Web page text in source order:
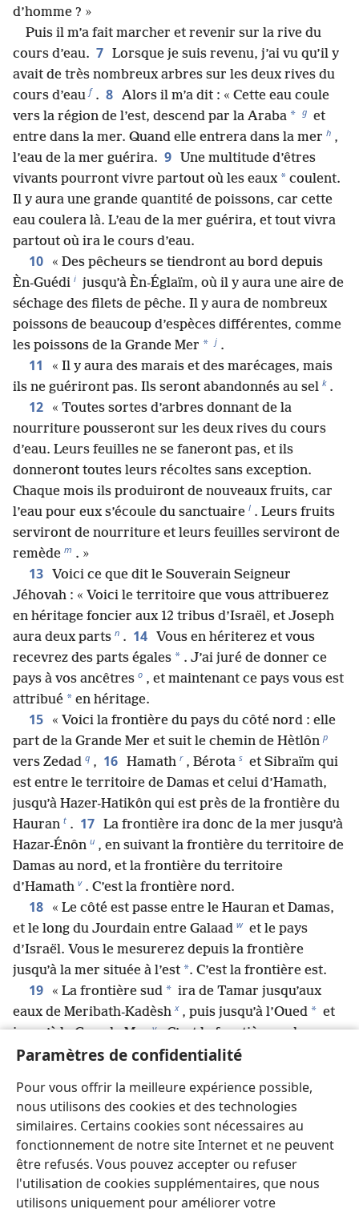
Paramètres de confidentialité
Pour vous offrir la meilleure expérience possible,
nous utilisons des cookies et des technologies
similaires. Certains cookies sont nécessaires au
fonctionnement de notre site Internet et ne peuvent
être refusés. Vous pouvez accepter ou refuser
l'utilisation de cookies supplémentaires, que nous
utilisons uniquement pour améliorer votre
d’homme ? »
Puis il m’a fait marcher et revenir sur la rive du
cours d’eau. 7 Lorsque je suis revenu, j’ai vu qu’il y
avait de très nombreux arbres sur les deux rives du
cours d’eau f . 8 Alors il m’a dit : « Cette eau coule
vers la région de l’est, descend par la Araba * g et
entre dans la mer. Quand elle entrera dans la mer h ,
l’eau de la mer guérira. 9 Une multitude d’êtres
vivants pourront vivre partout où les eaux * coulent.
Il y aura une grande quantité de poissons, car cette
eau coulera là. L’eau de la mer guérira, et tout vivra
partout où ira le cours d’eau.
10
« Des pêcheurs se tiendront au bord depuis
Èn-Guédi i jusqu’à Èn-Églaïm, où il y aura une aire de
séchage des filets de pêche. Il y aura de nombreux
poissons de beaucoup d’espèces différentes, comme
les poissons de la Grande Mer * j .
11
« Il y aura des marais et des marécages, mais
ils ne guériront pas. Ils seront abandonnés au sel k .
12
« Toutes sortes d’arbres donnant de la
nourriture pousseront sur les deux rives du cours
d’eau. Leurs feuilles ne se faneront pas, et ils
donneront toutes leurs récoltes sans exception.
Chaque mois ils produiront de nouveaux fruits, car
l’eau pour eux s’écoule du sanctuaire l . Leurs fruits
serviront de nourriture et leurs feuilles serviront de
remède m . »
13 Voici ce que dit le Souverain Seigneur
Jéhovah : « Voici le territoire que vous attribuerez
en héritage foncier aux 12 tribus d’Israël, et Joseph
aura deux parts n . 14 Vous en hériterez et vous
recevrez des parts égales * . J’ai juré de donner ce
pays à vos ancêtres o , et maintenant ce pays vous est
attribué * en héritage.
15
« Voici la frontière du pays du côté nord : elle
part de la Grande Mer et suit le chemin de Hètlôn p
vers Zedad q , 16 Hamath r , Bérota s et Sibraïm qui
est entre le territoire de Damas et celui d’Hamath,
jusqu’à Hazer-Hatikôn qui est près de la frontière du
Hauran t . 17 La frontière ira donc de la mer jusqu’à
Hazar-Énôn u , en suivant la frontière du territoire de
Damas au nord, et la frontière du territoire
d’Hamath v . C’est la frontière nord.
18
« Le côté est passe entre le Hauran et Damas,
et le long du Jourdain entre Galaad w et le pays
d’Israël. Vous le mesurerez depuis la frontière
jusqu’à la mer située à l’est *. C’est la frontière est.
19 « La frontière sud * ira de Tamar jusqu’aux
eaux de Meribath-Kadèsh x , puis jusqu’à l’Oued * et
jusqu’à la Grande Mer y . C’est la frontière sud.
20 « Sur le côté ouest, il y a la Grande Mer, depuis
Hamath * . C’est la frontière ouest. »
21 « Vous devrez partager ce pays entre vous,
entre les 12 tribus d’Israël.
22
Vous le répartirez en
héritage entre vous et les étrangers qui habitent avec
vous et qui ont eu des enfants alors qu’ils vivaient
parmi vous. Ils seront pour vous comme des